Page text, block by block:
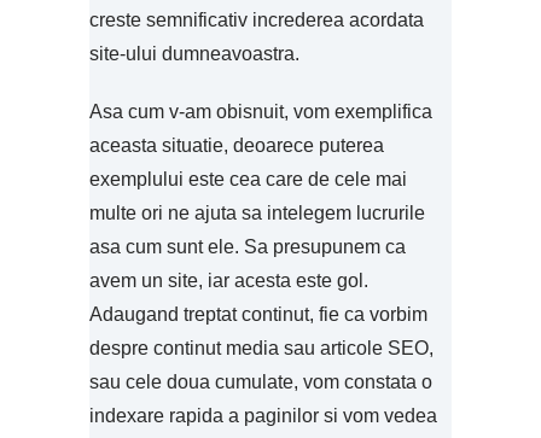
creste semnificativ increderea acordata
site-ului dumneavoastra.
Asa cum v-am obisnuit, vom exemplifica
aceasta situatie, deoarece puterea
exemplului este cea care de cele mai
multe ori ne ajuta sa intelegem lucrurile
asa cum sunt ele. Sa presupunem ca
avem un site, iar acesta este gol.
Adaugand treptat continut, fie ca vorbim
despre continut media sau articole SEO,
sau cele doua cumulate, vom constata o
indexare rapida a paginilor si vom vedea